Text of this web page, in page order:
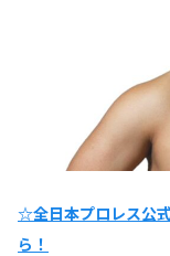
☆全日本プロレス公
ら！